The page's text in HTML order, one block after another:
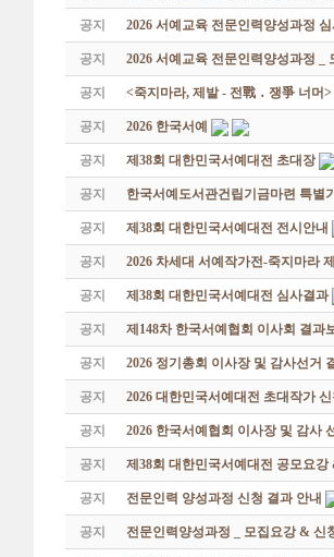
공지 2026 서예교육 전문인력양성과정
공지 2026 서예교육 전문인력양성과정 _
공지 <죽지마라, 제발 - 전戰 ․ 쟁爭 너머
공지 2026 한국서예
공지 제38회 대한민국서예대전 초대장
공지 한국서예도서관건립기금마련 특별
공지 제38회 대한민국서예대전 전시안내
공지 2026 차세대 서예작가전-죽지마라
공지 제38회 대한민국서예대전 심사결과
공지 제148차 한국서예협회 이사회 결과
공지 2026 정기총회 이사장 및 감사선거
공지 2026 대한민국서예대전 초대작가 신
공지 2026 한국서예협회 이사장 및 감사
공지 제38회 대한민국서예대전 공모요강
공지 전문인력 양성과정 신청 결과 안내
공지 전문인력양성과정 _ 모집요강 & 신